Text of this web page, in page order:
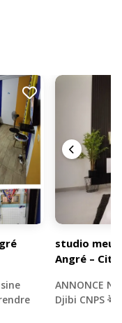
studio
Angré – Cité
ANNONCE
Djibi CNPS